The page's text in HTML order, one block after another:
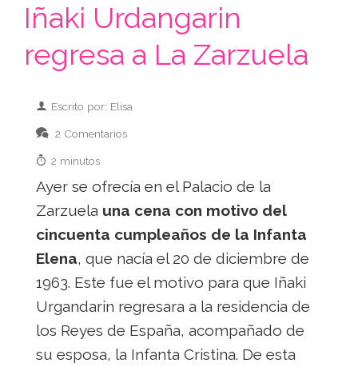
Iñaki Urdangarin
regresa a La Zarzuela
Escrito por: Elisa
2 Comentarios
2 minutos
Ayer se ofrecía en el Palacio de la
Zarzuela una cena con motivo del
cincuenta cumpleaños de la Infanta
Elena, que nacía el 20 de diciembre de
1963. Este fue el motivo para que Iñaki
Urgandarin regresara a la residencia de
los Reyes de España, acompañado de
su esposa, la Infanta Cristina. De esta